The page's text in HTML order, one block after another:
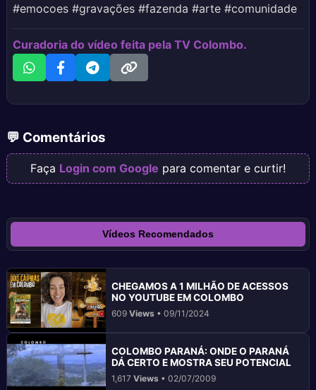
#emocoes #gravações #fazenda #arte #comunidade
Curadoria do vídeo feita pela TV Colombo.
💬 Comentários
Faça Login com Google para comentar e curtir!
Vídeos Recomendados
CHEGAMOS A 1 MILHÃO DE ACESSOS
NO YOUTUBE EM COLOMBO
609Views • 09/11/2024
COLOMBO PARANÁ: ONDE O PARANÁ
DÁ CERTO E MOSTRA SEU POTENCIAL
1,617Views • 02/07/2009